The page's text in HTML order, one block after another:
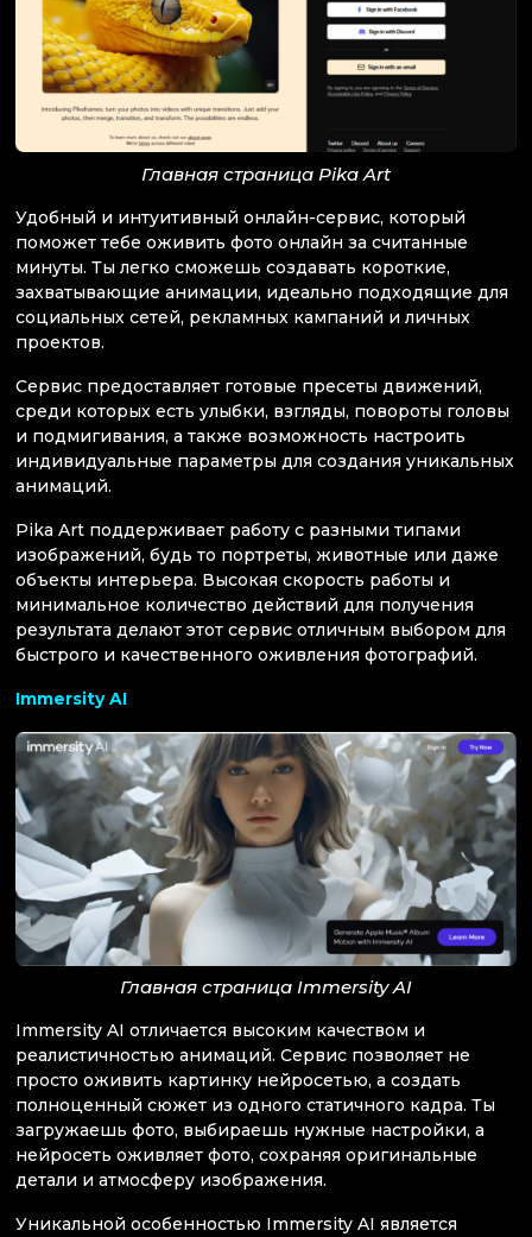
Главная страница Pika Art
Удобный и интуитивный онлайн-сервис, который
поможет тебе оживить фото онлайн за считанные
минуты. Ты легко сможешь создавать короткие,
захватывающие анимации, идеально подходящие для
социальных сетей, рекламных кампаний и личных
проектов.
Сервис предоставляет готовые пресеты движений,
среди которых есть улыбки, взгляды, повороты головы
и подмигивания, а также возможность настроить
индивидуальные параметры для создания уникальных
анимаций.
Pika Art поддерживает работу с разными типами
изображений, будь то портреты, животные или даже
объекты интерьера. Высокая скорость работы и
минимальное количество действий для получения
результата делают этот сервис отличным выбором для
быстрого и качественного оживления фотографий.
Immersity AI
Главная страница Immersity AI
Immersity AI отличается высоким качеством и
реалистичностью анимаций. Сервис позволяет не
просто оживить картинку нейросетью, а создать
полноценный сюжет из одного статичного кадра. Ты
загружаешь фото, выбираешь нужные настройки, а
нейросеть оживляет фото, сохраняя оригинальные
детали и атмосферу изображения.
Уникальной особенностью Immersity AI является